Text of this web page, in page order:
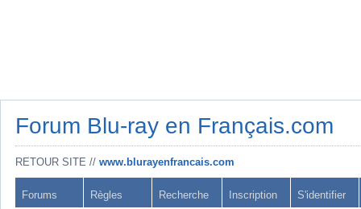
Forum Blu-ray en Français.com
RETOUR SITE // www.blurayenfrancais.com
Forums Règles Recherche Inscription S'identifier